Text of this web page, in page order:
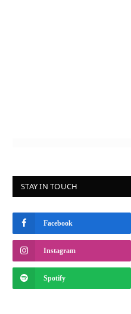
STAY IN TOUCH
Facebook
Instagram
Spotify